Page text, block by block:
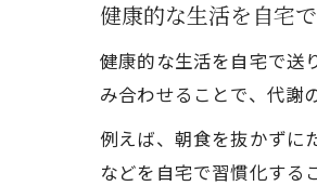
健康的な生活を自宅
健康的な生活を自宅で送
み合わせることで、代謝
例えば、朝食を抜かずに
などを自宅で習慣化する